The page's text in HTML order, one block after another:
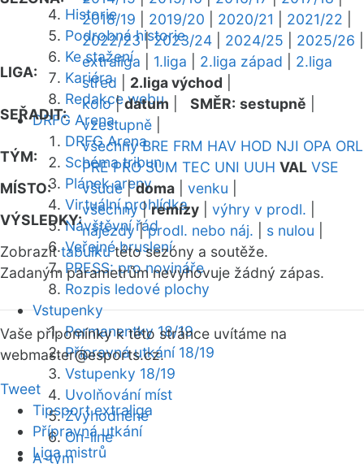
Historie
Podrobná historie
Ke stažení
Kariéra
Redakce webu
DRFG Arena
DRFG Arena
Schéma tribun
Plánek areny
Virtuální prohlídka
Návštěvní řád
Veřejné bruslení
PRESS: pro novináře
Rozpis ledové plochy
Vstupenky
Permanentky 18/19
Přípravná utkání 18/19
Vstupenky 18/19
Uvolňování míst
Zvýhodněné
On-line
A-tým
2018/19
2019/20 2020/21 2021/22
2022/23|2023/24 2024/25 2025/26
LIGA:
extraliga 1.liga 2.liga západ
2.liga
střed
2.liga východ
SEŘADIT:
kolo|datum SMĚR: sestupně
vzestupně
TÝM:
všechny BRE FRM HAV HOD NJI OPA ORL
PRE PRO SUM TEC UNI UUH VAL VSE
MÍSTO:
všude|doma venku
VÝSLEDKY:
všechny|remízy výhry v prodl.
nájezdy|prodl. nebo náj. s nulou
Zobrazittabulkutéto sezóny a soutěže.
Zadaným parametrům nevyhovuje žádný zápas.
Vaše připomínky k této stránce uvítáme na
webmaster@esports.cz.
Tweet
Tipsport extraliga
Přípravná utkání
Liga mistrů